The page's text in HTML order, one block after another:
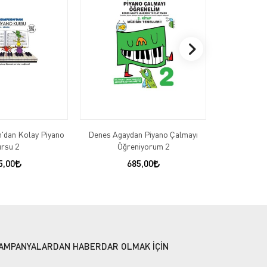
Kolay Piyano
2
Denes Agaydan Piyano Çalmayı
Öğreniyorum 2
685,00
HABERDAR OLMAK İÇİN